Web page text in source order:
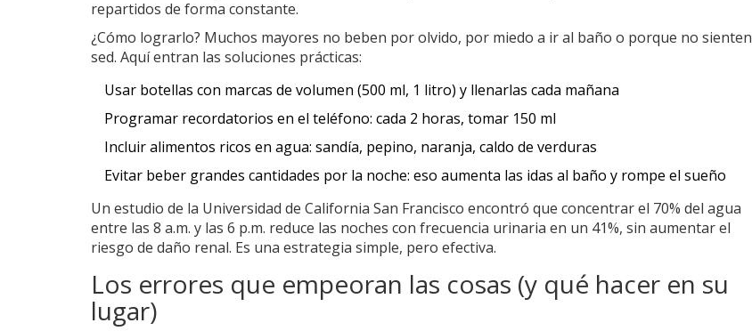
repartidos de forma constante.
¿Cómo lograrlo? Muchos mayores no beben por olvido, por miedo a ir al baño o porque no sienten
sed. Aquí entran las soluciones prácticas:
Usar botellas con marcas de volumen (500 ml, 1 litro) y llenarlas cada mañana
Programar recordatorios en el teléfono: cada 2 horas, tomar 150 ml
Incluir alimentos ricos en agua: sandía, pepino, naranja, caldo de verduras
Evitar beber grandes cantidades por la noche: eso aumenta las idas al baño y rompe el sueño
Un estudio de la Universidad de California San Francisco encontró que concentrar el 70% del agua
entre las 8 a.m. y las 6 p.m. reduce las noches con frecuencia urinaria en un 41%, sin aumentar el
riesgo de daño renal. Es una estrategia simple, pero efectiva.
Los errores que empeoran las cosas (y qué hacer en su
lugar)